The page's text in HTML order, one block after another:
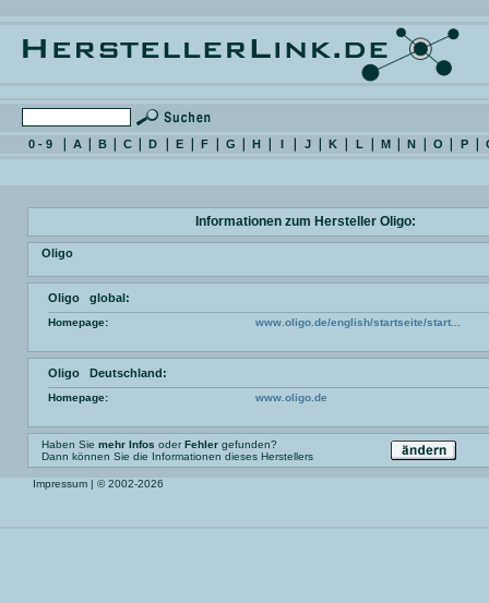
0 - 9 A B C D E F G H I J K L M N O P
Informationen zum Hersteller Oligo:
Oligo
Oligo global:
Homepage: www.oligo.de/english/startseite/start...
Oligo Deutschland:
Homepage: www.oligo.de
Haben Sie mehr Infos oderFehler gefunden?
Dann können Sie die Informationen dieses Herstellers
Impressum | © 2002-2026